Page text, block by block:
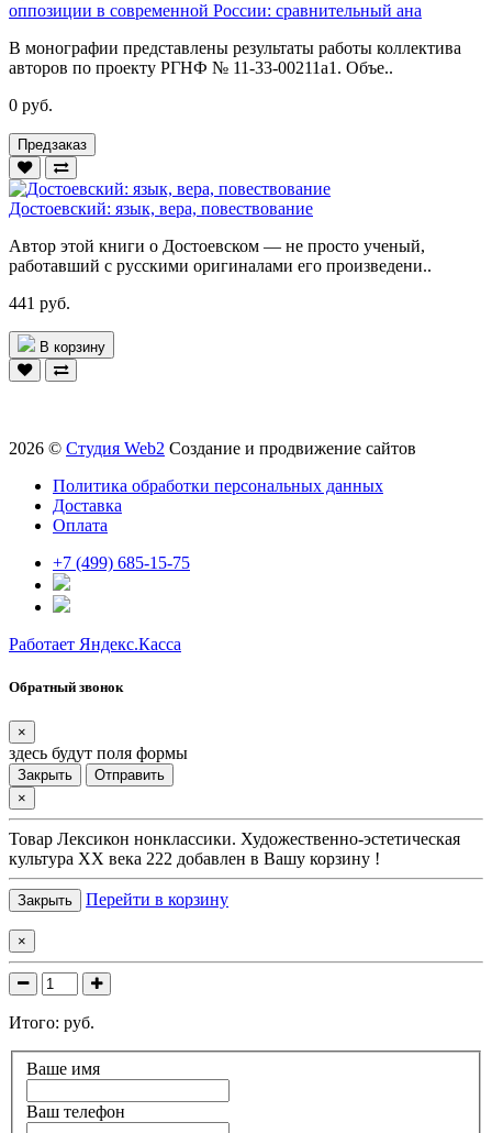
оппозиции в современной России: сравнительный ана
В монографии представлены результаты работы коллектива
авторов по проекту РГНФ № 11-33-00211а1. Объе..
0 руб.
Предзаказ
Достоевский: язык, вера, повествование
Автор этой книги о Достоевском — не просто ученый,
работавший с русскими оригиналами его произведени..
441 руб.
В корзину
2026 © Студия Web2 Создание и продвижение сайтов
Политика обработки персональных данных
Доставка
Оплата
+7 (499) 685-15-75
Работает Яндекс.Касса
Обратный звонок
×
здесь будут поля формы
Закрыть
Отправить
×
Товар Лексикон нонклассики. Художественно-эстетическая
культура XX века 222 добавлен в Вашу корзину !
Закрыть Перейти в корзину
×
Итого: руб.
Ваше имя
Ваш телефон